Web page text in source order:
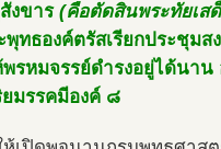
งขาร (คือตัดสินพระทัยเ
ทธองค์ตรัสเรียกประชุม
รหมจรรย์ดำรงอยู่ได้นา
มรรคมีองค์ ๘